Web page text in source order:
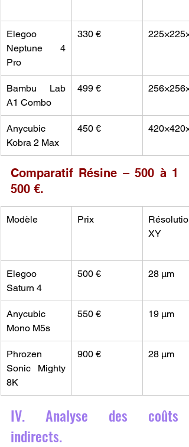
Elegoo
Neptune 4
Pro
330 €
Bambu Lab
A1 Combo
499 €
Anycubic
Kobra 2 Max
450 €
Comparatif Résine – 500 à 1
500 €.
Modèle Prix
Résolution
XY
Elegoo
Saturn 4
500 € 28 µm
Anycubic
Mono M5s
550 € 19 µm
Phrozen
Sonic Mighty
8K
900 € 28 µm
IV. Analyse des coûts
indirects.